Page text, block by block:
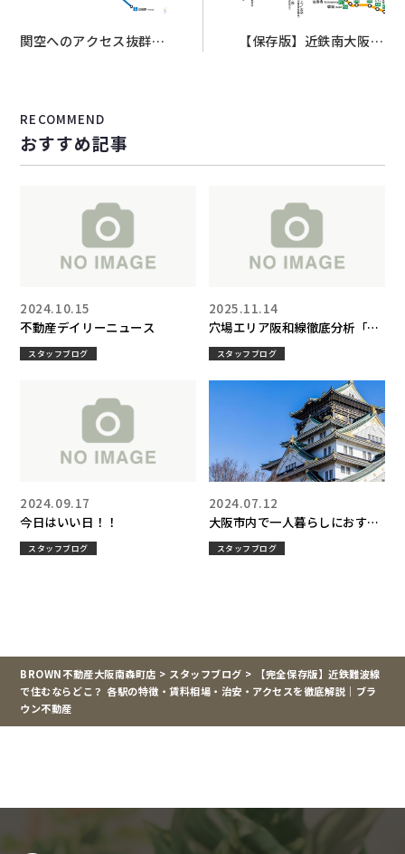
関空へのアクセス抜群！
動産】
【保存版】近鉄南大阪線
RECOMMEND
おすすめ記事
不動産デイリーニュース
2024.10.15
スタッフブログ
穴場エリア阪和線徹底分析「大
阪南部～和歌山をつなぐ暮らし
の動線！阪和線沿線で見つけ
2025.11.14
スタッフブログ
今日はいい日！！
2024.09.17
スタッフブログ
大阪市内で一人暮らしにおすす
めのエリアはココ！！！
2024.07.12
スタッフブログ
BROWN不動産大阪南森町店 > スタッフブログ >
【完全保存版】近鉄難波線
で住むならどこ？ 各駅の特徴・賃料相場・治安・アクセスを徹底解説｜ブラ
ウン不動産